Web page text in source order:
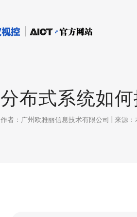
分布式系统如
作者：广州欧雅丽信息技术有限公司 | 来源